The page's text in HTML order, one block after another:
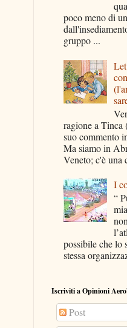
poco meno di
gruppo ...
ragione a
suo commento
Ma siamo in
Veneto; c'è una
I
“
possibile che lo
stessa
Iscriviti a Opinioni
Post